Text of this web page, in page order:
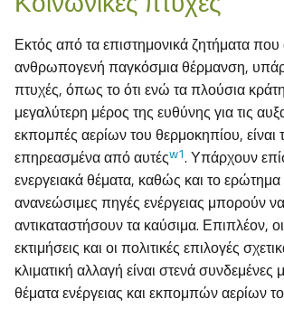
Εκτός από τα επιστημονικά ζητήματα
ανθρωπογενή παγκόσμια θέρμανση,
πτυχές, όπως το ότι ενώ τα πλούσια
μεγαλύτερη μέρος της ευθύνης για τις
εκπομπές αερίων του θερμοκηπίου, είναι
επηρεασμένα από αυτέςw1. Υπάρχουν
ενεργειακά θέματα, καθώς και το ερώτημα
ανανεώσιμες πηγές ενέργειας μπορούν να
αντικαταστήσουν τα καύσιμα. Επιπλέον,
εκτιμήσεις και οι πολιτικές επιλογές
κλιματική αλλαγή είναι στενά συνδεμένες
θέματα ενέργειας και εκπομπών αερίων